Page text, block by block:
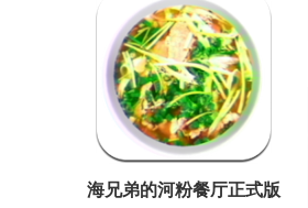
海兄弟的河粉餐厅正式版